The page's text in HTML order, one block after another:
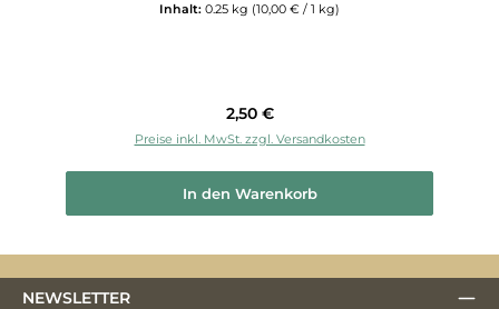
Inhalt: 0.25 kg (10,00 € / 1 kg)
Regulärer Preis:
2,50 €
Preise inkl. MwSt. zzgl. Versandkosten
In den Warenkorb
NEWSLETTER